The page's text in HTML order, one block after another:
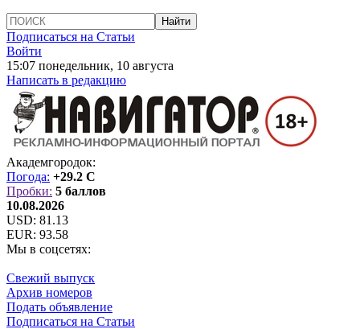
Подписаться на Статьи
Войти
15:07 понедельник, 10 августа
Написать в редакцию
Академгородок:
Погода: +29.2 C
Пробки: 5 баллов
10.08.2026
USD: 81.13
EUR: 93.58
Мы в соцсетях:
Свежий выпуск
Архив номеров
Подать объявление
Подписаться на Статьи